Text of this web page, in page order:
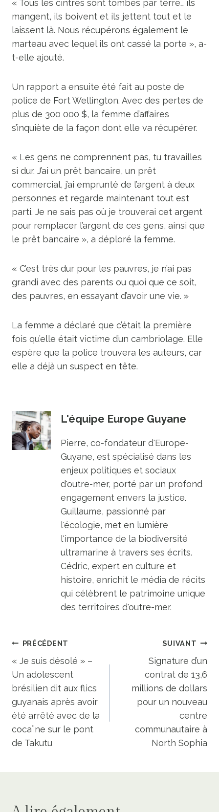
« Tous les cintres sont tombés par terre… ils
mangent, ils boivent et ils jettent tout et le
laissent là. Nous récupérons également le
marteau avec lequel ils ont cassé la porte », a-
t-elle ajouté.
Un rapport a ensuite été fait au poste de
police de Fort Wellington. Avec des pertes de
plus de 300 000 $, la femme d’affaires
s’inquiète de la façon dont elle va récupérer.
« Les gens ne comprennent pas, tu travailles
si dur. J’ai un prêt bancaire, un prêt
commercial, j’ai emprunté de l’argent à deux
personnes et regarde maintenant tout est
parti. Je ne sais pas où je trouverai cet argent
pour remplacer l’argent de ces gens, ainsi que
le prêt bancaire », a déploré la femme.
« C’est très dur pour les pauvres, je n’ai pas
grandi avec des parents ou quoi que ce soit,
des pauvres, en essayant d’avoir une vie. »
La femme a déclaré que c’était la première
fois qu’elle était victime d’un cambriolage. Elle
espère que la police trouvera les auteurs, car
elle a déjà un suspect en tête.
L'équipe Europe Guyane
Pierre, co-fondateur d'Europe-
Guyane, est spécialisé dans les
enjeux politiques et sociaux
d'outre-mer, porté par un profond
engagement envers la justice.
Guillaume, passionné par
l'écologie, met en lumière
l'importance de la biodiversité
ultramarine à travers ses écrits.
Cédric, expert en culture et
histoire, enrichit le média de récits
qui célèbrent le patrimoine unique
des territoires d'outre-mer.
Navigation
de
l’article
PRÉCÉDENT
« Je suis désolé » –
Un adolescent
brésilien dit aux flics
guyanais après avoir
été arrêté avec de la
cocaïne sur le pont
de Takutu
SUIVANT
Signature d’un
contrat de 13,6
millions de dollars
pour un nouveau
centre
communautaire à
North Sophia